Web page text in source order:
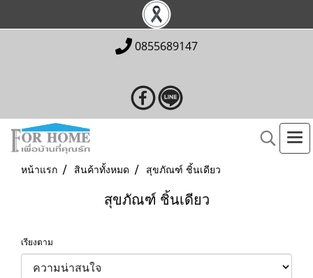
0855689147
หน้าแรก สินค้าทั้งหมด สุขภัณฑ์ ชิ้นเดียว
สุขภัณฑ์ ชิ้นเดียว
เรียงตาม